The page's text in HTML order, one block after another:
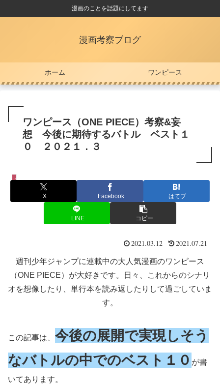
漫画のことを話題にしてます
漫画考察ブログ
ホーム ワンピース
ワンピース（ONE PIECE）考察&妄
想 今後に期待するバトル ベスト１
０ ２０２１．３
ワンピース
X Facebook はてブ
LINE コピー
2021.03.12 2021.07.21
週刊少年ジャンプに連載中の大人気漫画のワンピース
（ONE PIECE）が大好きです。日々、これからのシナリ
オを想像したり、単行本を読み返したりして過ごしていま
す。
この記事は、 今後の展開で実現しそう
なバトルの中でのベスト１０ が書
いてあります。